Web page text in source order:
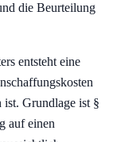
die Beurteilung
entsteht eine
Grundlage ist §
auf einen